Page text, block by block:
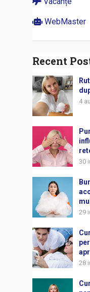
WebMaster
Recent
4
30
29
28